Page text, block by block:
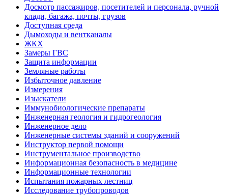
Досмотр пассажиров, посетителей и персонала, ручной
клади, багажа, почты, грузов
Доступная среда
Дымоходы и вентканалы
ЖКХ
Замеры ГВС
Защита информации
Земляные работы
Избыточное давление
Измерения
Изыскатели
Иммунобиологические препараты
Инженерная геология и гидрогеология
Инженерное дело
Инженерные системы зданий и сооружений
Инструктор первой помощи
Инструментальное производство
Информационная безопасность в медицине
Информационные технологии
Испытания пожарных лестниц
Исследование трубопроводов